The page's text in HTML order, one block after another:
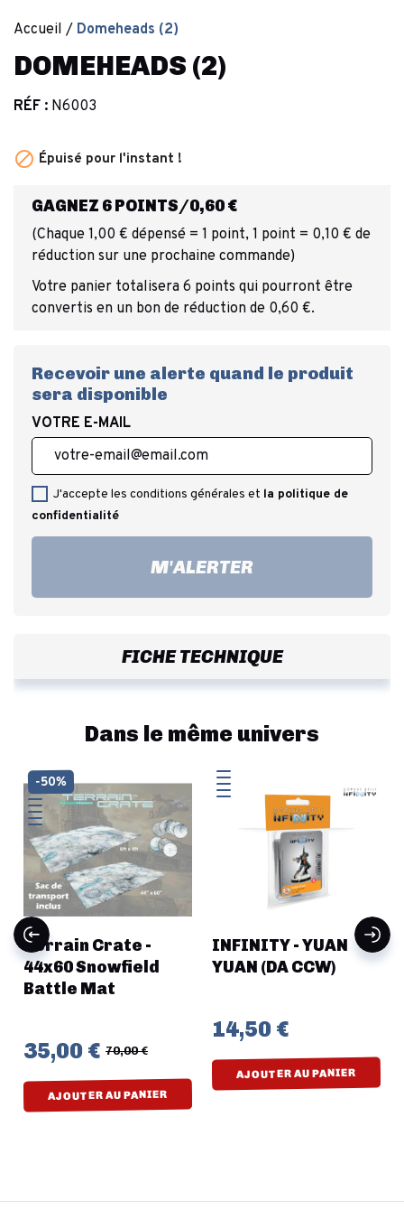
Accueil Domeheads (2)
DOMEHEADS (2)
RÉF : N6003
 Épuisé pour l'instant !
GAGNEZ 6 POINTS/0,60 €
(Chaque 1,00 € dépensé = 1 point, 1 point = 0,10 € de
réduction sur une prochaine commande)
Votre panier totalisera 6 points qui pourront être
convertis en un bon de réduction de 0,60 €.
Recevoir une alerte quand le produit
sera disponible
VOTRE E-MAIL
J'accepte les conditions générales et la politique de
confidentialité
M'ALERTER
FICHE TECHNIQUE
Dans le même univers
Terrain Crate -
44x60 Snowfield
Battle Mat
35,00 € 70,00 €
AJOUTER AU PANIER
-50%
INFINITY - YUAN
YUAN (DA CCW)
14,50 €
AJOUTER AU PANIER